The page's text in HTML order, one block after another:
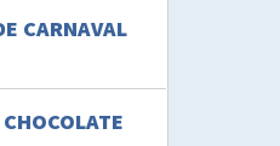
CARNAVAL